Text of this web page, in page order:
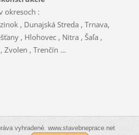
okresoch :
, Dunajská Streda , Trnava,
, Hlohovec , Nitra , Šaľa ,
Zvolen , Trenčín ...
vyhradené. www.stavebneprace.net